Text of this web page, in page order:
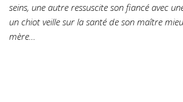
seins, une autre ressuscite son fiancé avec
un chiot veille sur la santé de son maître
mère…